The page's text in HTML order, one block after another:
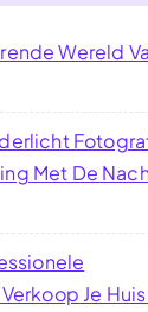
Wereld
Met De
Je